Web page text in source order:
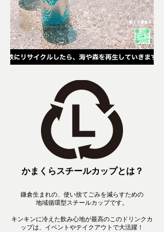
鎌倉生まれの、使い捨てごみを減らすための
地域循環型スチールカップです。
キンキンに冷えた飲み心地が最高のこのドリンクカ
ップは、イベントやテイクアウトで大活躍！
かまくらスチールカップとは？